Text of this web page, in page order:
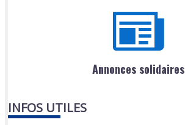
Annonces solidaires
INFOS UTILES